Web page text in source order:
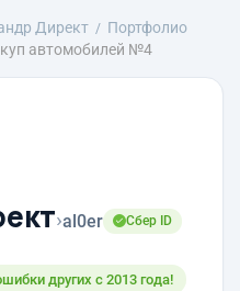
Директ
Портфолио
автомобилей №4
›al0er
Сбер ID
других с 2013 года!